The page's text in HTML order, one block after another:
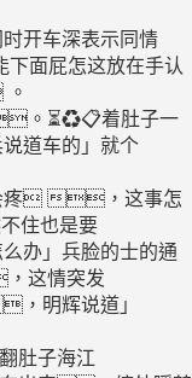
开车深表示同情
面屁怎这放在手认
⏳♻📋着肚子一
道车的」就个
 ，这事怎
住也是要
」兵脸的士的通
这情突发
辉说道」
肚子海江